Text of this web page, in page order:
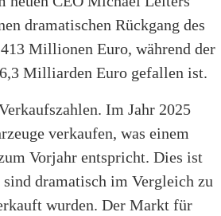
dramatischen Rückgang des
Millionen Euro, während der
Milliarden Euro gefallen ist.
Im Jahr 2025
verkaufen, was einem
Vorjahr entspricht. Dies ist
dramatisch im Vergleich zu
wurden. Der Markt für